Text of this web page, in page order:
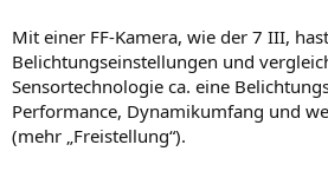
Mit einer FF-Kamera, wie der 7 III,
Belichtungseinstellungen und
Sensortechnologie ca. eine
Performance, Dynamikumfang und
(mehr „Freistellung“).